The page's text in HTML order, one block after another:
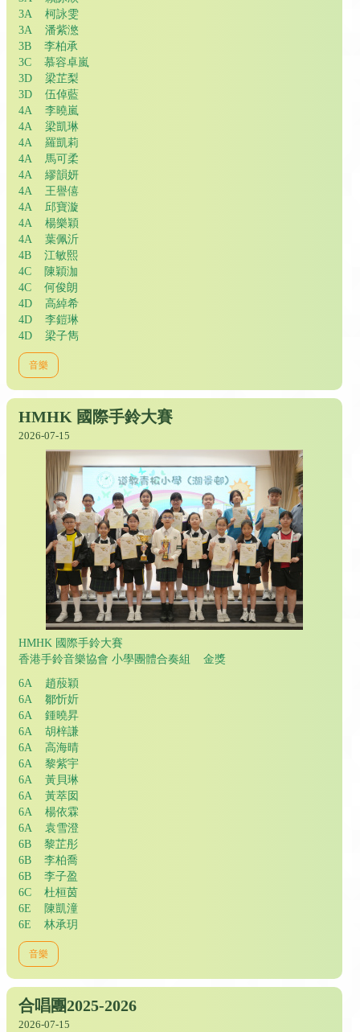
3A 柯詠雯
3A 潘紫滺
3B 李柏承
3C 慕容卓嵐
3D 梁芷梨
3D 伍倬藍
4A 李曉嵐
4A 梁凱琳
4A 羅凱莉
4A 馬可柔
4A 繆韻妍
4A 王譽僖
4A 邱寶漩
4A 楊樂穎
4A 葉佩沂
4B 江敏熙
4C 陳穎泇
4C 何俊朗
4D 高綽希
4D 李鎧琳
4D 梁子雋
音樂
HMHK 國際手鈴大賽
2026-07-15
HMHK 國際手鈴大賽
香港手鈴音樂協會 小學團體合奏組 金獎
6A 趙蒑穎
6A 鄒忻妡
6A 鍾曉昇
6A 胡梓謙
6A 高海晴
6A 黎紫宇
6A 黃貝琳
6A 黃萃囡
6A 楊依霖
6A 袁雪澄
6B 黎芷彤
6B 李柏喬
6B 李子盈
6C 杜桓茵
6E 陳凱潼
6E 林承玥
音樂
合唱團2025-2026
2026-07-15